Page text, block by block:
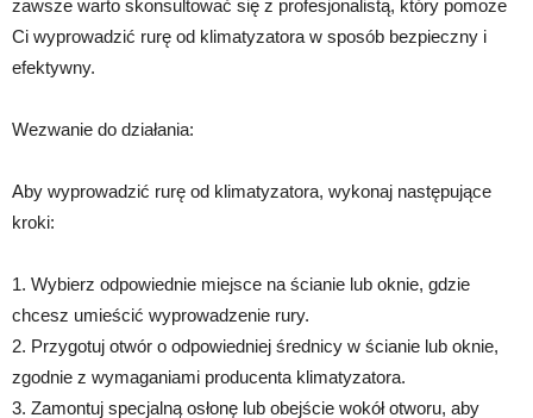
zawsze warto skonsultować się z profesjonalistą, który pomoże
Ci wyprowadzić rurę od klimatyzatora w sposób bezpieczny i
efektywny.
Wezwanie do działania:
Aby wyprowadzić rurę od klimatyzatora, wykonaj następujące
kroki:
1. Wybierz odpowiednie miejsce na ścianie lub oknie, gdzie
chcesz umieścić wyprowadzenie rury.
2. Przygotuj otwór o odpowiedniej średnicy w ścianie lub oknie,
zgodnie z wymaganiami producenta klimatyzatora.
3. Zamontuj specjalną osłonę lub obejście wokół otworu, aby